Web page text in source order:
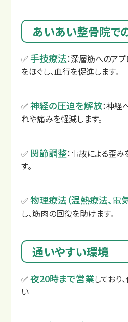
交通事故の補償について
サイトマップ
プライバシーポリシー
あいあい整骨院で
✅手技療法：深層筋へのア
をほぐし、血行を促進します。
✅神経の圧迫を解放：神経
れや痛みを軽減します。
✅ 関節調整：事故による歪
す。
✅物理療法（温熱療法、電
し、筋肉の回復を助けます。
通いやすい環境
✅夜20時まで営業しており
い